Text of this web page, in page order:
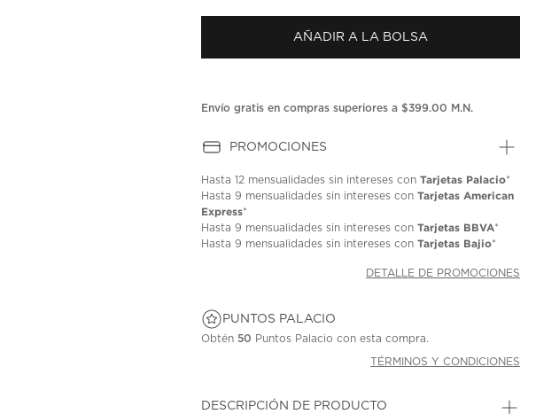
puntuación.
en
la
AÑADIR A LA BOLSA
Envío gratis en compras superiores a $399.00 M.N.
PROMOCIONES
Hasta12 mensualidades sin intereses conTarjetas Palacio*
Hasta9 mensualidades sin intereses conTarjetas American
Express*
Hasta9 mensualidades sin intereses conTarjetas BBVA*
Hasta9 mensualidades sin intereses conTarjetas Bajio*
DETALLE DE PROMOCIONES
PUNTOS PALACIO
Obtén50 Puntos Palacio con esta compra.
TÉRMINOS Y CONDICIONES
DESCRIPCIÓN DE PRODUCTO